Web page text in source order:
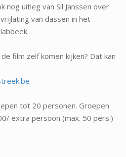
nog uitleg van Sil Janssen over
van dassen in het
film zelf komen kijken? Dat kan
tot 20 personen. Groepen
extra persoon (max. 50 pers.)